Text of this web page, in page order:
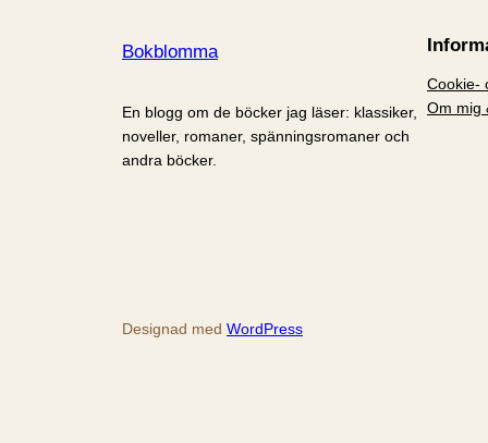
Bokblomma
En blogg om de böcker jag läser: klassiker,
noveller, romaner, spänningsromaner och
andra böcker.
Cookie-
Om mig
Designad med WordPress